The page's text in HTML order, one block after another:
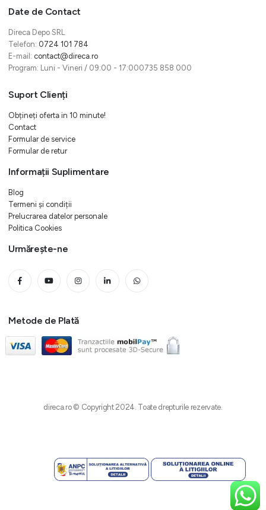
Date de Contact
Direca Depo SRL
Telefon: 0724 101 784
E-mail: contact@direca.ro
Program: Luni - Vineri / 09:00 - 17:000735 858 000
Suport Clienți
Obțineți oferta in 10 minute!
Contact
Formular de service
Formular de retur
Informații Suplimentare
Blog
Termeni și condiții
Prelucrarea datelor personale
Politica Cookies
Urmărește-ne
Metode de Plată
direca.ro © Copyright 2024. Toate drepturile rezervate.